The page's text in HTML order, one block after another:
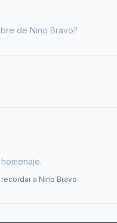
de Nino Bravo?
a Nino Bravo